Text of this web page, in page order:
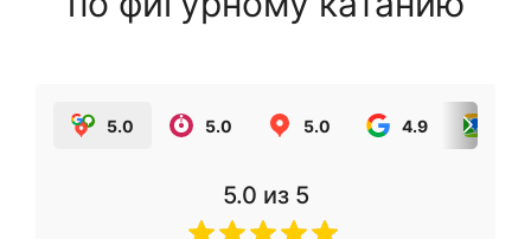
5.0 5.0 5.0 4.9
5.0 из 5